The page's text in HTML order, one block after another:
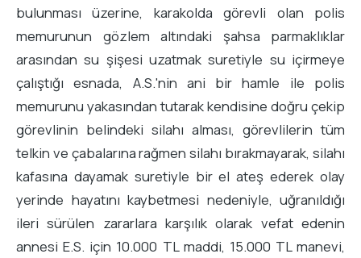
bulunması üzerine, karakolda görevli olan polis
memurunun gözlem altındaki şahsa parmaklıklar
arasından su şişesi uzatmak suretiyle su içirmeye
çalıştığı esnada, A.S.'nin ani bir hamle ile polis
memurunu yakasından tutarak kendisine doğru çekip
görevlinin belindeki silahı alması, görevlilerin tüm
telkin ve çabalarına rağmen silahı bırakmayarak, silahı
kafasına dayamak suretiyle bir el ateş ederek olay
yerinde hayatını kaybetmesi nedeniyle, uğranıldığı
ileri sürülen zararlara karşılık olarak vefat edenin
annesi E.S. için 10.000 TL maddi, 15.000 TL manevi,